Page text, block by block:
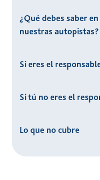
¿Qué debes saber
nuestras autopistas?
Si eres el
Si tú no eres el
Lo que no cubre